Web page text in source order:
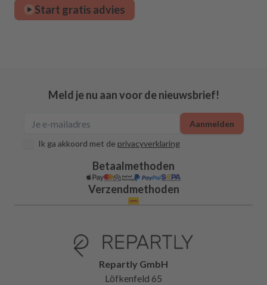
Start gratis advies
Meld je nu aan voor de nieuwsbrief!
Ik ga akkoord met de privacyverklaring
Aanmelden
Betaalmethoden
Verzendmethoden
Repartly GmbH
Löfkenfeld 65